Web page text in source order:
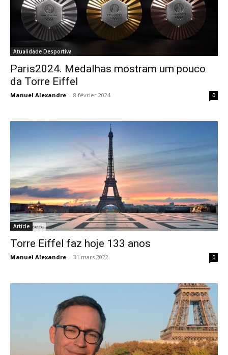
Atualidade Desportiva
Paris2024. Medalhas mostram um pouco
da Torre Eiffel
Manuel Alexandre - 8 février 2024 0
Article
Torre Eiffel faz hoje 133 anos
Manuel Alexandre - 31 mars 2022 0